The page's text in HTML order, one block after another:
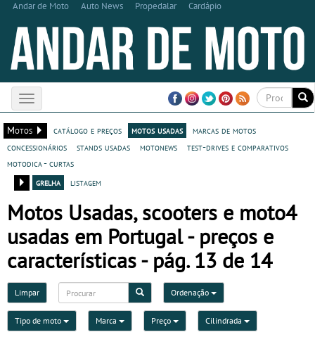
Andar de Moto Auto News Propedalar Cardápio
Toggle
navigation
Motos
catálogo e preços motos usadas
marcas de motos
concessionários
stands usadas motonews
test-drives e comparativos
motodica - curtas
grelha
listagem
Motos Usadas, scooters e moto4
usadas em Portugal - preços e
características - pág. 13 de 14
Limpar Ordenação
Tipo de moto Marca Preço Cilindrada